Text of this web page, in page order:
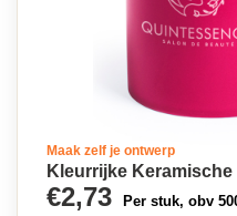
Maak zelf je ontwerp
Kleurrijke
€2,73 Per stuk, obv